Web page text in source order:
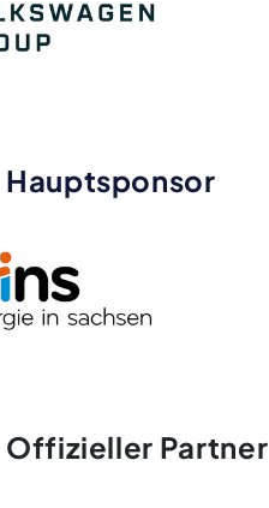
Hauptsponsor
Offizieller Partner